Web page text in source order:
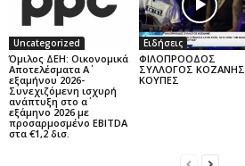
Uncategorized
Όμιλος ΔΕΗ: Οικονομικά
Αποτελέσματα Α΄
εξαμήνου 2026-
Συνεχιζόμενη ισχυρή
ανάπτυξη στο α΄
εξάμηνο 2026 με
προσαρμοσμένο EBITDA
στα €1,2 δισ.
Ειδήσεις
ΦΙΛΟΠΡΟΟΔΟΣ
ΣΥΛΛΟΓΟΣ ΚΟΖΑΝΗΣ
ΚΟΥΠΕΣ